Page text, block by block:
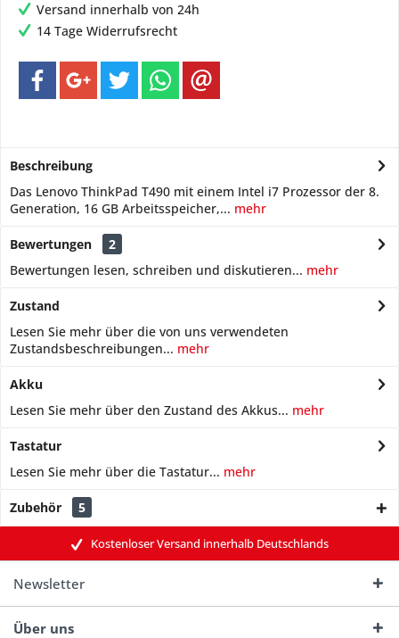
Versand innerhalb von 24h
14 Tage Widerrufsrecht
Beschreibung
Das Lenovo ThinkPad T490 mit einem Intel i7 Prozessor der 8.
Generation, 16 GB Arbeitsspeicher,... mehr
Bewertungen
2
Bewertungen lesen, schreiben und diskutieren... mehr
Zustand
Lesen Sie mehr über die von uns verwendeten
Zustandsbeschreibungen... mehr
Akku
Lesen Sie mehr über den Zustand des Akkus... mehr
Tastatur
Lesen Sie mehr über die Tastatur... mehr
Zubehör 5
Kostenloser Versand innerhalb Deutschlands
Newsletter
Über uns